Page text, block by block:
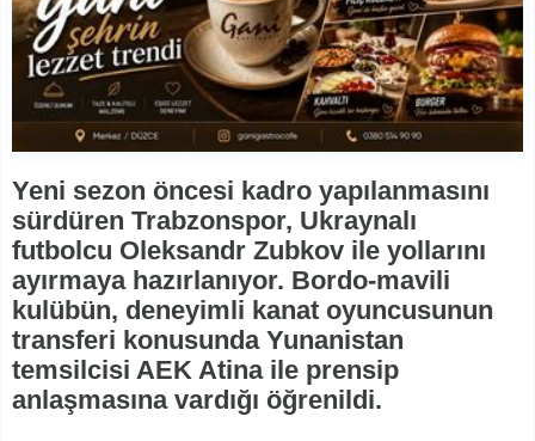
Yeni sezon öncesi kadro yapılanmasını
sürdüren Trabzonspor, Ukraynalı
futbolcu Oleksandr Zubkov ile yollarını
ayırmaya hazırlanıyor. Bordo-mavili
kulübün, deneyimli kanat oyuncusunun
transferi konusunda Yunanistan
temsilcisi AEK Atina ile prensip
anlaşmasına vardığı öğrenildi.